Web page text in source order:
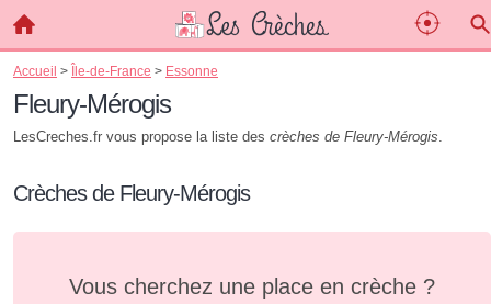
Accueil > Île-de-France > Essonne
Fleury-Mérogis
LesCreches.fr vous propose la liste des crèches de Fleury-Mérogis.
Crèches de Fleury-Mérogis
Vous cherchez une place en crèche ?